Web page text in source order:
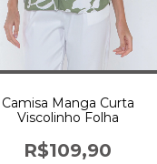
Camisa Manga Curta
Viscolinho Folha
R$109,90